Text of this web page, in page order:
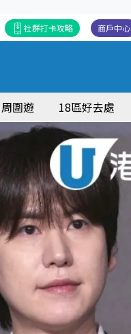
商戶中心
社群打卡攻略
周圍遊 18區好去處